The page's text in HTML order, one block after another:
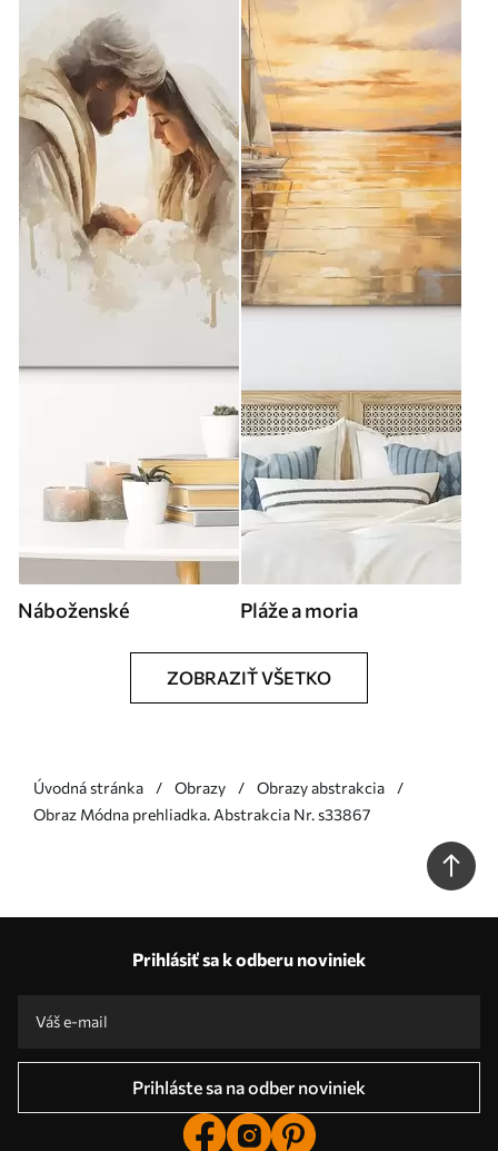
Náboženské Pláže a moria
ZOBRAZIŤ VŠETKO
Úvodná stránka Obrazy
Obrazy abstrakcia
Obraz Módna prehliadka. Abstrakcia Nr. s33867
Prihlásiť sa k odberu noviniek
Prihláste sa na odber noviniek